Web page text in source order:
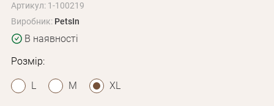
Артикул: 1-100219
Виробник: PetsIn
В наявності
Розмір:
L M XL